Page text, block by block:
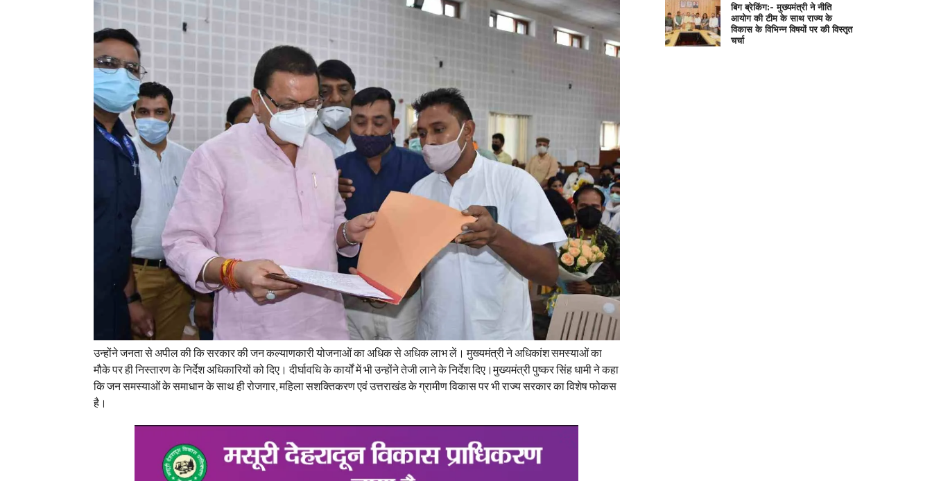
उन्होंने जनता से अपील की कि सरकार की जन कल्याणकारी योजनाओं का अधिक से अधिक लाभ लें। मुख्यमंत्री ने अधिकांश समस्याओं का
मौके पर ही निस्तारण के निर्देश अधिकारियों को दिए। दीर्घावधि के कार्यों में भी उन्होंने तेजी लाने के निर्देश दिए।मुख्यमंत्री पुष्कर सिंह धामी ने कहा
कि जन समस्याओं के समाधान के साथ ही रोजगार, महिला सशक्तिकरण एवं उत्तराखंड के ग्रामीण विकास पर भी राज्य सरकार का विशेष फोकस
है।
बिग ब्रेकिंग:- मुख्यमंत्री ने नीति
आयोग की टीम के साथ राज्य के
विकास के विभिन्न विषयों पर की विस्तृत
चर्चा